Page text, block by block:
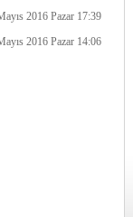
2016 Pazar 17:39
2016 Pazar 14:06